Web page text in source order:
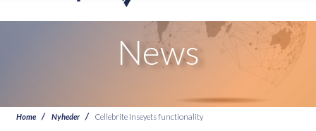
News
Home Nyheder Cellebrite Inseyets functionality